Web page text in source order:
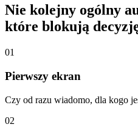
Nie kolejny ogólny
które blokują
01
Pierwszy ekran
Czy od razu wiadomo, dla kogo
02